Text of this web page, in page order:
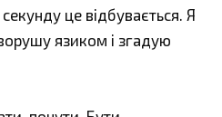
це відбувається. Я
язиком і згадую